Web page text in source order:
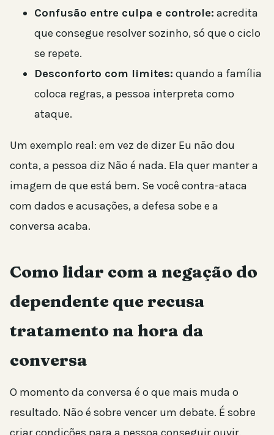
Confusão entre culpa e controle: acredita
que consegue resolver sozinho, só que o ciclo
se repete.
Desconforto com limites: quando a família
coloca regras, a pessoa interpreta como
ataque.
Um exemplo real: em vez de dizer Eu não dou
conta, a pessoa diz Não é nada. Ela quer manter a
imagem de que está bem. Se você contra-ataca
com dados e acusações, a defesa sobe e a
conversa acaba.
Como lidar com a negação do
dependente que recusa
tratamento na hora da
conversa
O momento da conversa é o que mais muda o
resultado. Não é sobre vencer um debate. É sobre